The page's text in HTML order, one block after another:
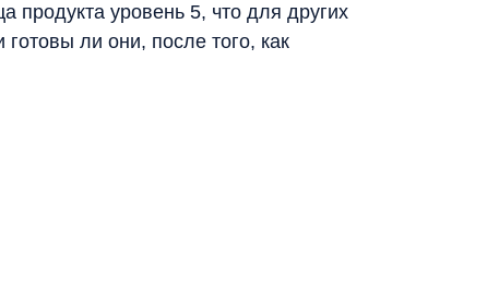
продукта уровень 5, что для других
ли они, после того, как